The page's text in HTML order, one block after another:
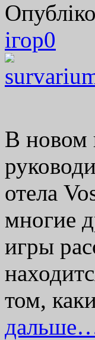
ігор0
В новом
отела
многие
игры
том,